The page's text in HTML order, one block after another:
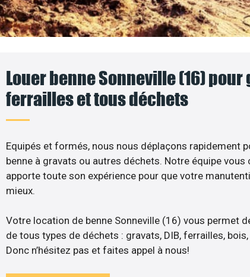
Louer benne Sonneville (16) pour
ferrailles et tous déchets
Equipés et formés, nous nous déplaçons rapidement
benne à gravats ou autres déchets. Notre équipe vous
apporte toute son expérience pour que votre
mieux.
Votre location de benne Sonneville (16) vous permet
de tous types de déchets : gravats, DIB, ferrailles,
Donc n’hésitez pas et faites appel à nous!